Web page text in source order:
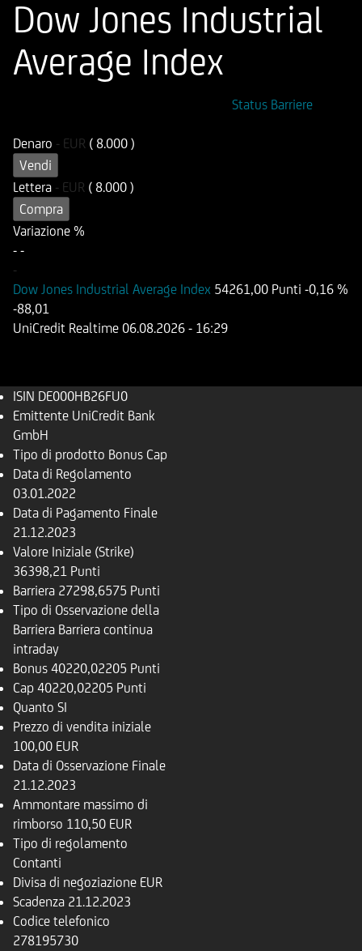
Dow Jones Industrial
Average Index
Status Barriere
Denaro - EUR ( 8.000 )
Vendi
Lettera - EUR ( 8.000 )
Compra
Variazione %
- -
-
Dow Jones Industrial Average Index 54261,00 Punti -0,16 %
-88,01
UniCredit Realtime 06.08.2026 - 16:29
ISIN DE000HB26FU0
Emittente UniCredit Bank
GmbH
Tipo di prodotto Bonus Cap
Data di Regolamento
03.01.2022
Data di Pagamento Finale
21.12.2023
Valore Iniziale (Strike)
36398,21 Punti
Barriera 27298,6575 Punti
Tipo di Osservazione della
Barriera Barriera continua
intraday
Bonus 40220,02205 Punti
Cap 40220,02205 Punti
Quanto SI
Prezzo di vendita iniziale
100,00 EUR
Data di Osservazione Finale
21.12.2023
Ammontare massimo di
rimborso 110,50 EUR
Tipo di regolamento
Contanti
Divisa di negoziazione EUR
Scadenza 21.12.2023
Codice telefonico
278195730